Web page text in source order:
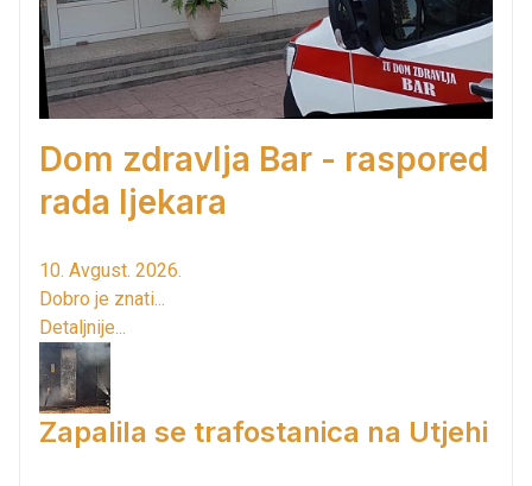
Dom zdravlja Bar - raspored
rada ljekara
10. Avgust. 2026.
Dobro je znati...
Detaljnije...
Zapalila se trafostanica na Utjehi